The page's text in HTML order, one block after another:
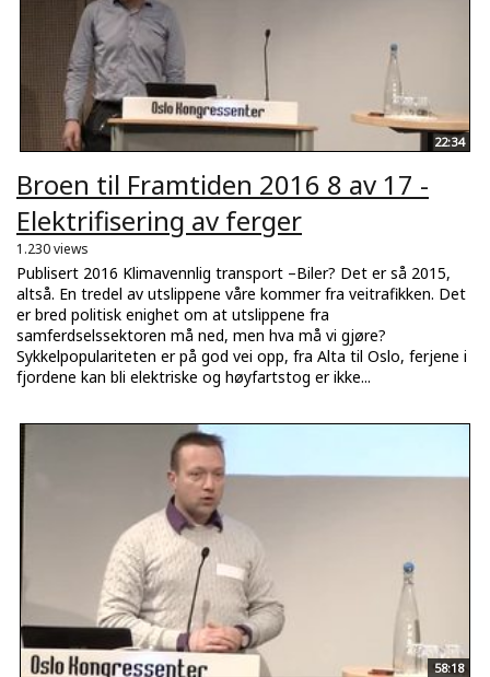
22:34
Broen til Framtiden 2016 8 av 17 -
Elektrifisering av ferger
1.230 views
Publisert 2016 Klimavennlig transport –Biler? Det er så 2015,
altså. En tredel av utslippene våre kommer fra veitrafikken. Det
er bred politisk enighet om at utslippene fra
samferdselssektoren må ned, men hva må vi gjøre?
Sykkelpopulariteten er på god vei opp, fra Alta til Oslo, ferjene i
fjordene kan bli elektriske og høyfartstog er ikke...
58:18